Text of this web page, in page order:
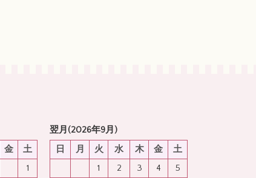
金
土
1
翌月(2026年9月)
日
月 火 水 木 金
土
1
2 3 4
5